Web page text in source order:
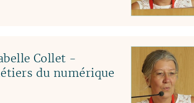
Collet -
du numérique